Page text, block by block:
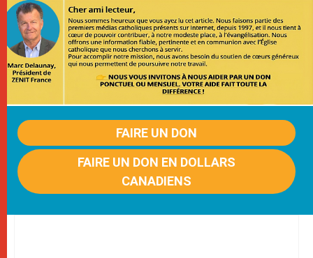
FAIRE UN DON
FAIRE UN DON EN DOLLARS
CANADIENS